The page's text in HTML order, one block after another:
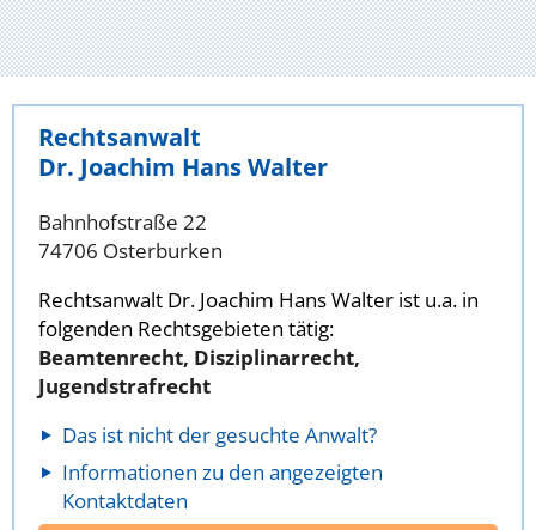
Rechtsanwalt
Dr. Joachim Hans Walter
Bahnhofstraße 22
74706 Osterburken
Rechtsanwalt Dr. Joachim Hans Walter ist u.a. in
folgenden Rechtsgebieten tätig:
Beamtenrecht, Disziplinarrecht,
Jugendstrafrecht
Das ist nicht der gesuchte Anwalt?
Informationen zu den angezeigten
Kontaktdaten